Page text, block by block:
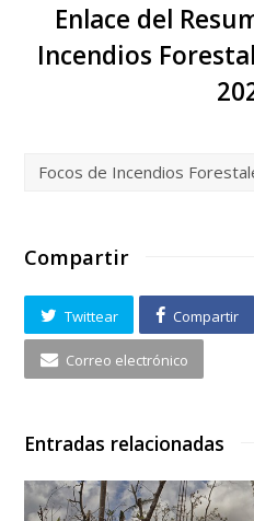
Enlace del
Incendios
Focos de Incendios
Compartir
Twittear Compartir
Correo electrónico
Entradas relacionadas